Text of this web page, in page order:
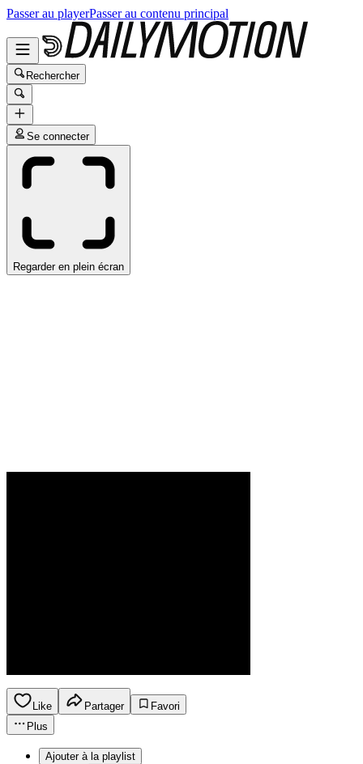
Passer au playerPasser au contenu principal
Rechercher
Se connecter
Regarder en plein écran
Like Partager
Favori
Plus
Ajouter à la playlist